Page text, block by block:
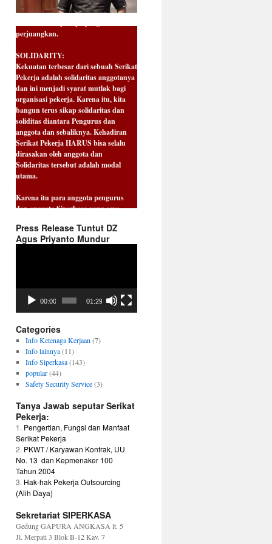
mudah mencapai apa yang kita
Kekuatan terbesar dari sebuah Serikat
Pekerja adalah solidaritas anggotanya
dan ini menjadi syarat mutlak bagi
organisasi pekerja. Karena itu, kita
bangun terus sikap solidaritas dan
soliditas diantara Pengurus dan
anggota dan sebaliknya. Kehadiran
Serikat Pekerja HARUS bisa selalu
dirasakan oleh anggota dan
Solidaritas tersebut adalah modal
utama.
dan anggota Siperkasa yang saya
banggakan, marilah kita maknai HUT
ke era yang lebih baik lagi. Pola pikir
dan tindakan untuk kemajuan harus
Dirgahayu Siperkasa ke 22, Semoga
melindungi perjuangan kita untuk
berubah menjadi lebih baik bersama
perusahaan sehingga tercipta
PERUSAHAAN MAJU KARYAWAN
SEJAHTERA.
Ketum Siperkasa
--02Dec2021--
--END--
Press Release Tuntut DZ
Agus Priyanto Mundur
00:00 01:29
Categories
Info Ketenaga Kerjaan (7)
Info lainnya(11)
Info Siperkasa(143)
popular(44)
Safety Security Service(3)
Tanya Jawab seputar Serikat
Pekerja:
1. Pengertian, Fungsi dan Manfaat
Serikat Pekerja
2. PKWT / Karyawan Kontrak, UU
No. 13 dan Kepmenaker 100
Tahun 2004
3. Hak-hak Pekerja Outsourcing
(Alih Daya)
Sekretariat SIPERKASA
Gedung GAPURA ANGKASA lt. 5
Jl. Merpati 3 Blok B-12 Kav. 7